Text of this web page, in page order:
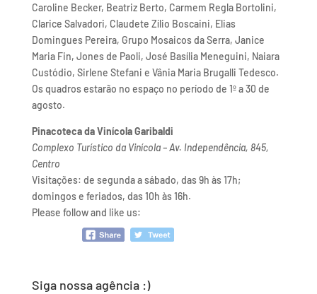
Caroline Becker, Beatriz Berto, Carmem Regla Bortolini,
Clarice Salvadori, Claudete Zílio Boscaini, Elias
Domingues Pereira, Grupo Mosaicos da Serra, Janice
Maria Fin, Jones de Paoli, José Basília Meneguini, Naiara
Custódio, Sirlene Stefani e Vânia Maria Brugalli Tedesco.
Os quadros estarão no espaço no período de 1º a 30 de
agosto.
Pinacoteca da Vinícola Garibaldi
Complexo Turístico da Vinícola – Av. Independência, 845,
Centro
Visitações: de segunda a sábado, das 9h às 17h;
domingos e feriados, das 10h às 16h.
Please follow and like us:
Siga nossa agência :)